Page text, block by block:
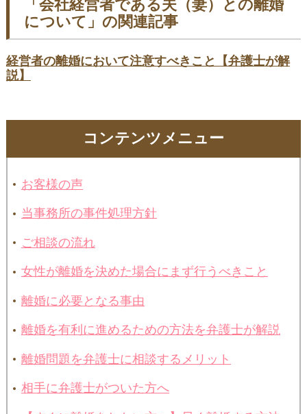
コンテンツメニュー
お客様の声
当事務所の事件処理方針
ご相談の流れ
女性が離婚を決めた場合にまず行うべきこと
離婚に必要となる事由
離婚を有利に進めるための方法を弁護士が解説
離婚問題を弁護士に相談するメリット
相手に弁護士がついた方へ
「会社経営者である夫（妻）との離婚
について 」の関連記事
経営者の離婚において注意すべきこと【弁護士が解
説】